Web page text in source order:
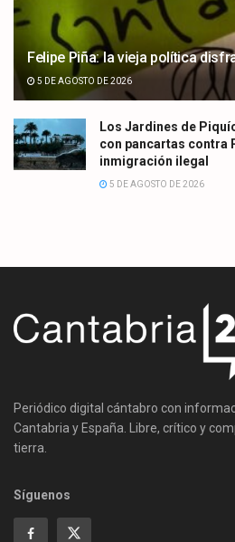
Felipe Piña: la vieja política
5 DE AGOSTO DE 2026
Los Jardines de
con pancartas contra
inmigración ilegal
5 DE AGOSTO DE 2026
Periódico digital cántabro con
Cantabria y España. Libre, crítico y
tierra.
Síguenos